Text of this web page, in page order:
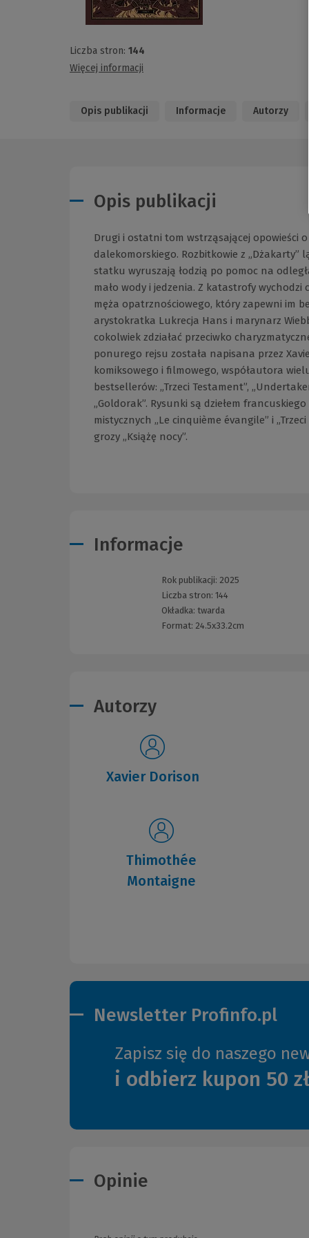
Liczba stron: 144
Więcej informacji
Opis publikacji Informacje Autorzy
Opis publikacji
Drugi i ostatni tom wstrząsającej opowieści
dalekomorskiego. Rozbitkowie z „Dżakarty”
statku wyruszają łodzią po pomoc na
mało wody i jedzenia. Z katastrofy
męża opatrznościowego, który zapewni im
arystokratka Lukrecja Hans i marynarz
cokolwiek zdziałać przeciwko
ponurego rejsu została napisana przez
komiksowego i filmowego, współautora
bestsellerów: „Trzeci Testament”,
„Goldorak”. Rysunki są dziełem
mistycznych „Le cinquième évangile” i
grozy „Książę nocy”.
Informacje
Rok publikacji: 2025
Liczba stron:144
Okładka:twarda
Format: 24.5x33.2cm
Autorzy
Xavier Dorison
Thimothée
Montaigne
Newsletter Profinfo.pl
Zapisz się do naszego
i odbierz kupon 50
Opinie